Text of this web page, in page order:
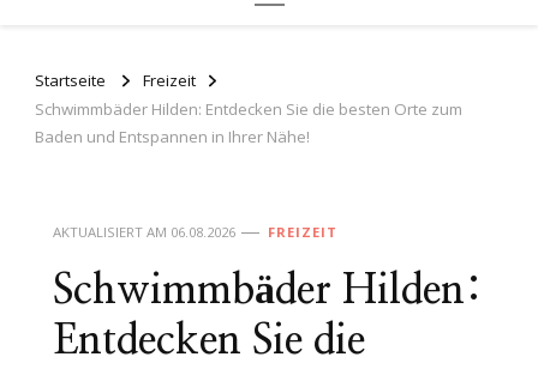
Startseite
Freizeit
Schwimmbäder Hilden: Entdecken Sie die besten Orte zum
Baden und Entspannen in Ihrer Nähe!
AKTUALISIERT AM 06.08.2026 FREIZEIT
Schwimmbäder Hilden:
Entdecken Sie die